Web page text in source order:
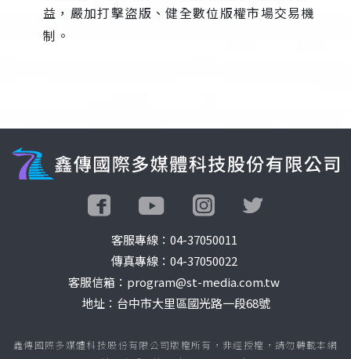
益，嚴加打擊盜版、健全數位版權市場交易機
制。
客服專線： 04-37050011
傳真專線：04-37050022
客服信箱：program@st-media.com.tw
地址：台中市大里區國光路一段68號
鑫傳國際多媒體科技股份有限公司版權所有，非經授權，請勿轉載本網